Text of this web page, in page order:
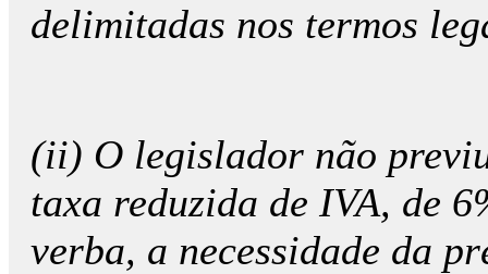
delimitadas nos termos
(ii) O legislador não
taxa reduzida de IVA, de
verba, a necessidade da